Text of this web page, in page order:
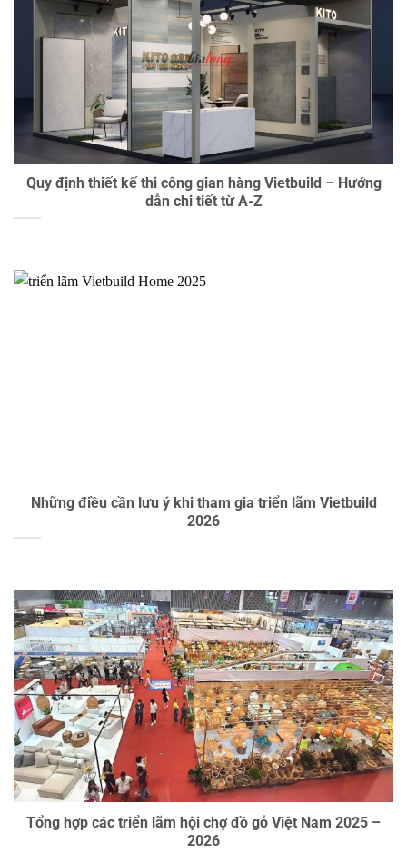
Quy định thiết kế thi công gian hàng Vietbuild – Hướng
dẫn chi tiết từ A-Z
Những điều cần lưu ý khi tham gia triển lãm Vietbuild
2026
Tổng hợp các triển lãm hội chợ đồ gỗ Việt Nam 2025 –
2026